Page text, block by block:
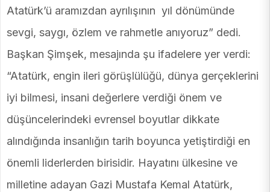
Atatürk’ü aramızdan ayrılışının yıl dönümünde
sevgi, saygı, özlem ve rahmetle anıyoruz” dedi.
Başkan Şimşek, mesajında şu ifadelere yer verdi:
“Atatürk, engin ileri görüşlülüğü, dünya gerçeklerini
iyi bilmesi, insani değerlere verdiği önem ve
düşüncelerindeki evrensel boyutlar dikkate
alındığında insanlığın tarih boyunca yetiştirdiği en
önemli liderlerden birisidir. Hayatını ülkesine ve
milletine adayan Gazi Mustafa Kemal Atatürk,